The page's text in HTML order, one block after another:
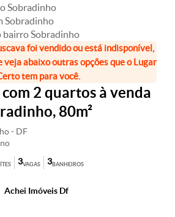
Sobradinho
Sobradinho
bairro Sobradinho
foi vendido ou está indisponível,
veja abaixo outras opções que o Lugar
tem para você.
2 quartos à venda
80m²
- DF
VAGAS
3 BANHEIROS
3
Achei Imóveis Df